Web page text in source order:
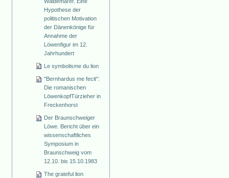
Hypothese der
politischen Motivation
der Dänenkönige für
Annahme der
Löwenfigur im 12.
Jahrhundert
Le symbolisme du lion
"Bernhardus me fecit":
Die romanischen
Löwenkopf­Türzieher in
Freckenhorst
Der Braunschweiger
Löwe. Bericht über ein
wissenschaftliches
Symposium in
Braunschweig vom
12.10. bis 15.10.1983
The grateful lion